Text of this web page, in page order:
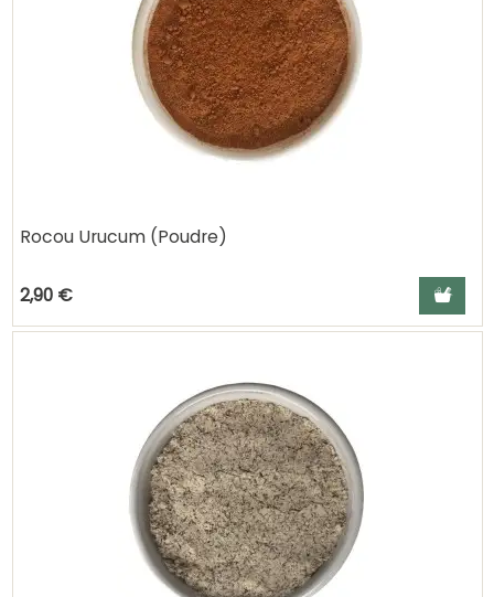
Rocou Urucum (Poudre)
2,90 € Ajouter